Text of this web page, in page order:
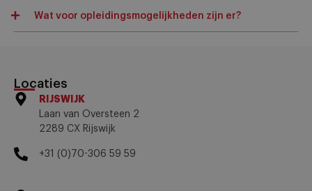
Wat voor opleidingsmogelijkheden zijn er?
Locaties
RIJSWIJK
Laan van Oversteen 2
2289 CX Rijswijk
+31 (0)70-306 59 59